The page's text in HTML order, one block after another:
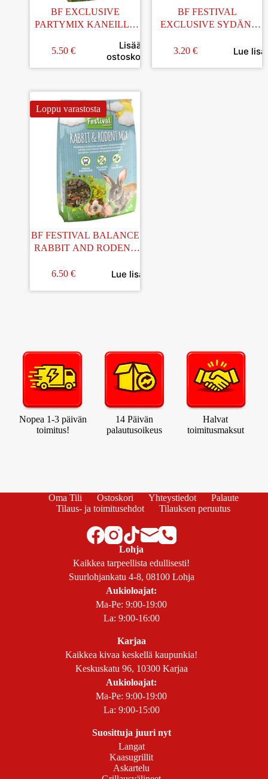
BF EXCLUSIVE
PARTYMIX KANEILLE
5.50 €
Lisää
ostoskoriin
BF FESTIVAL
EXCLUSIVE SYDÄN-
3.20 € Lue
Loppu varastosta
BF FESTIVAL BALANCE
RABBIT AND RODENT
6.50 € Lue lisää
Nopea 1-3 päivän
toimitus!
14 Päivän
palautusoikeus
Halvat
toimitusmaksut
Oma Tili Ostoskori Yhteystiedot
Palaute
Tilaus- ja toimitusehdot
Tilauksen peruutus
Lohja
Kaikkea tarpeellista edullisesti!
Suurlohjankatu 4-8, 08100 Lohja
Aukioloajat:
Ma-Pe: 9:00-19:00
La: 9:00-16:00
Karjaa
Kaikkea kivaa keskellä kaupunkia!
Keskuskatu 96, 10300 Karjaa
Aukioloajat:
Ma-Pe: 9:00-19:00
La: 9:00-15:00
Suosittuja juuri nyt
Langat
Kaasugrillit
Askartelu